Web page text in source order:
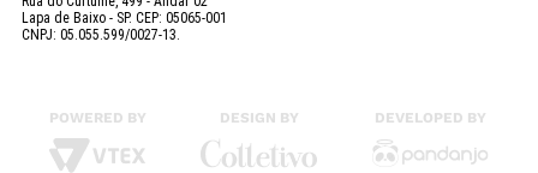
Lapa de Baixo - SP. CEP: 05065-001
CNPJ: 05.055.599/0027-13.
POWERED BY DESIGN BY DEVELOPED BY